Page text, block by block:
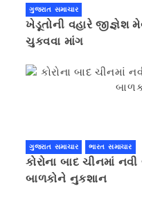
ગુજરાત સમાચાર
ખેડૂતોની વહારે જીજ્ઞેશ
ચુકવવા માંગ
ગુજરાત સમાચાર ભારત સમાચાર
કોરોના બાદ ચીનમાં નવી
બાળકોને નુકશાન